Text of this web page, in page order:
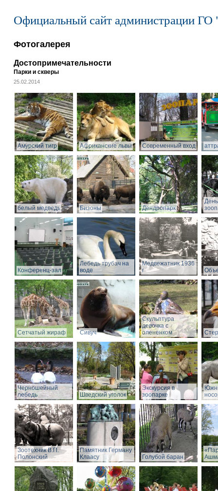
Официальный сайт администрации ГО
Фотогалерея
Достопримечательности
Парки и скверы
25.02.2014
Амурский тигр Африканские львы Современный вход
белый медведь Бизоны Дендропарк
Конференц-зал
Лебедь трубач на
воде
Медвежатник 1936
г
Сетчатый жираф Сивуч
Скульптура
девочка с
олененком
Черношейный
лебедь
Шведский уголок
Экскурсия в
зоопарке
Зоотехник В.П.
Полонский
Памятник Герману
Клаасу
Голубой баран